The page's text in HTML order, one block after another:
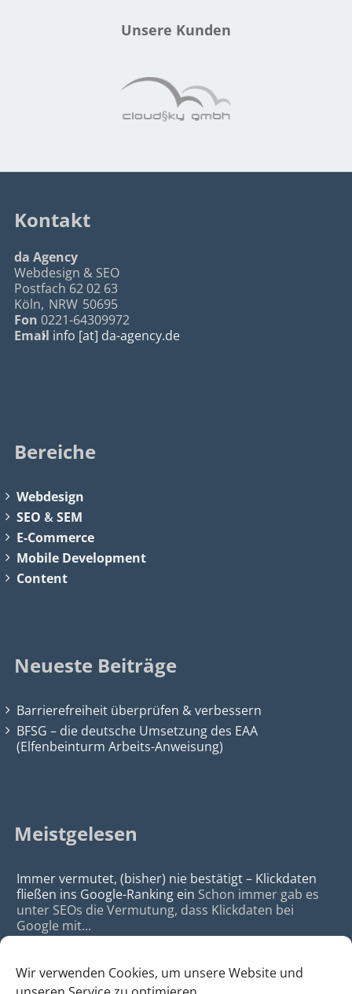
Wir verwenden Cookies, um unsere Website und
Unsere Kunden
Kontakt
da Agency
Webdesign & SEO
Postfach 62 02 63
Köln, NRW 50695
Fon 0221-64309972
Email info [at] da-agency.de
Bereiche
Webdesign
SEO &SEM
E-Commerce
Mobile Development
Content
Neueste Beiträge
Barrierefreiheit überprüfen & verbessern
BFSG – die deutsche Umsetzung des EAA
(Elfenbeinturm Arbeits-Anweisung)
Meistgelesen
Immer vermutet, (bisher) nie bestätigt – Klickdaten
fließen ins Google-Ranking ein Schon immer gab es
unter SEOs die Vermutung, dass Klickdaten bei
Google mit...